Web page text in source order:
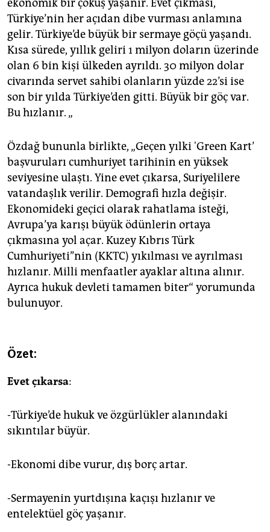
ekonomik bir çöküş yaşanır. Evet çıkması,
Türkiye’nin her açıdan dibe vurması anlamına
gelir. Türkiye’de büyük bir sermaye göçü yaşandı.
Kısa sürede, yıllık geliri 1 milyon doların üzerinde
olan 6 bin kişi ülkeden ayrıldı. 30 milyon dolar
civarında servet sahibi olanların yüzde 22’si ise
son bir yılda Türkiye’den gitti. Büyük bir göç var.
Bu hızlanır. „
Özdağ bununla birlikte, „Geçen yılki 'Green Kart’
başvuruları cumhuriyet tarihinin en yüksek
seviyesine ulaştı. Yine evet çıkarsa, Suriyelilere
vatandaşlık verilir. Demografi hızla değişir.
Ekonomideki geçici olarak rahatlama isteği,
Avrupa’ya karışı büyük ödünlerin ortaya
çıkmasına yol açar. Kuzey Kıbrıs Türk
Cumhuriyeti’’nin (KKTC) yıkılması ve ayrılması
hızlanır. Milli menfaatler ayaklar altına alınır.
Ayrıca hukuk devleti tamamen biter“ yorumunda
bulunuyor.
Özet:
Evet çıkarsa:
-Türkiye’de hukuk ve özgürlükler alanındaki
sıkıntılar büyür.
-Ekonomi dibe vurur, dış borç artar.
-Sermayenin yurtdışına kaçışı hızlanır ve
entelektüel göç yaşanır.